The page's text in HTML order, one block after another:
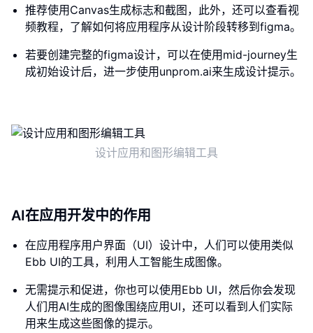
推荐使用Canvas生成标志和截图，此外，还可以查看视
频教程，了解如何将应用程序从设计阶段转移到figma。
若要创建完整的figma设计，可以在使用mid-journey生
成初始设计后，进一步使用unprom.ai来生成设计提示。
设计应用和图形编辑工具
AI在应用开发中的作用
在应用程序用户界面（UI）设计中，人们可以使用类似
Ebb UI的工具，利用人工智能生成图像。
无需提示和促进，你也可以使用Ebb UI，然后你会发现
人们用AI生成的图像围绕应用UI，还可以看到人们实际
用来生成这些图像的提示。